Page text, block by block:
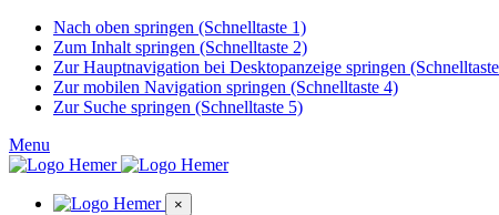
Nach oben springen (Schnelltaste 1)
Zum Inhalt springen (Schnelltaste 2)
Zur Hauptnavigation bei Desktopanzeige springen
Zur mobilen Navigation springen (Schnelltaste 4)
Zur Suche springen (Schnelltaste 5)
Menu
×